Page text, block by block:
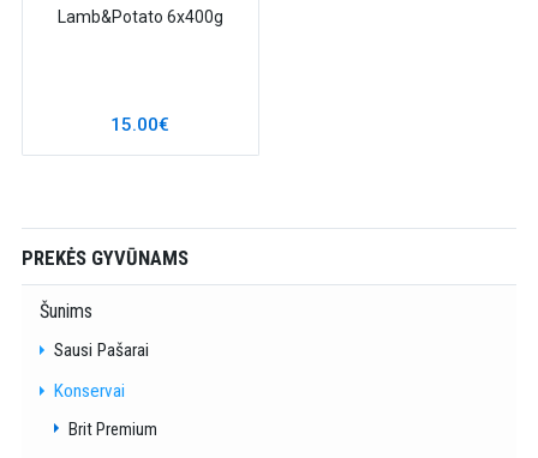
Lamb&Potato 6x400g
15.00€
PREKĖS GYVŪNAMS
Šunims
Sausi Pašarai
Konservai
Brit Premium